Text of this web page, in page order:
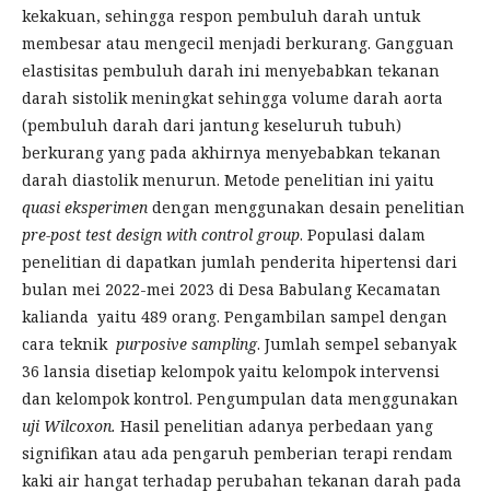
kekakuan, sehingga respon pembuluh darah untuk
membesar atau mengecil menjadi berkurang. Gangguan
elastisitas pembuluh darah ini menyebabkan tekanan
darah sistolik meningkat sehingga volume darah aorta
(pembuluh darah dari jantung keseluruh tubuh)
berkurang yang pada akhirnya menyebabkan tekanan
darah diastolik menurun. Metode penelitian ini yaitu
quasi eksperimen dengan menggunakan desain penelitian
pre-post test design with control group. Populasi dalam
penelitian di dapatkan jumlah penderita hipertensi dari
bulan mei 2022-mei 2023 di Desa Babulang Kecamatan
kalianda yaitu 489 orang. Pengambilan sampel dengan
cara teknik purposive sampling. Jumlah sempel sebanyak
36 lansia disetiap kelompok yaitu kelompok intervensi
dan kelompok kontrol. Pengumpulan data menggunakan
uji Wilcoxon. Hasil penelitian adanya perbedaan yang
signifikan atau ada pengaruh pemberian terapi rendam
kaki air hangat terhadap perubahan tekanan darah pada